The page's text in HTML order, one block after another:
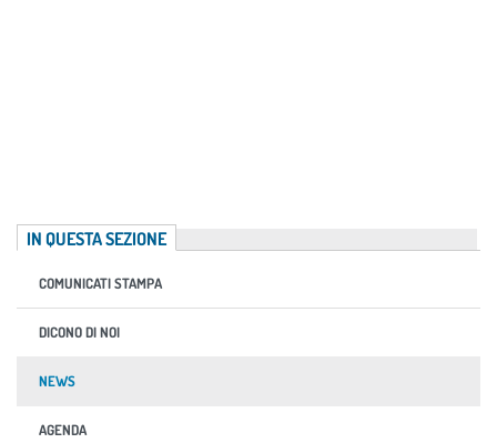
IN QUESTA SEZIONE
COMUNICATI STAMPA
DICONO DI NOI
NEWS
AGENDA